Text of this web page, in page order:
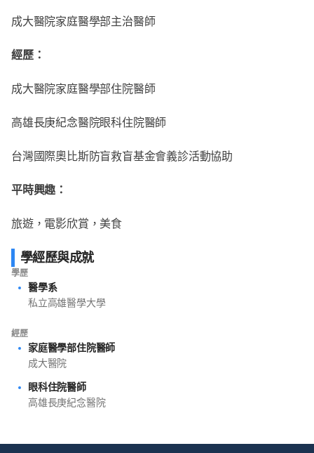
成大醫院家庭醫學部主治醫師
經歷：
成大醫院家庭醫學部住院醫師
高雄長庚紀念醫院眼科住院醫師
台灣國際奧比斯防盲救盲基金會義診活動協助
平時興趣：
旅遊，電影欣賞，美食
學經歷與成就
學歷
醫學系
私立高雄醫學大學
經歷
家庭醫學部住院醫師
成大醫院
眼科住院醫師
高雄長庚紀念醫院